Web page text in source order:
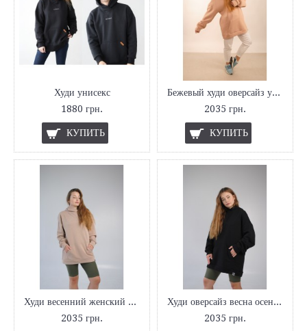
Худи унисекс
1880 грн.
КУПИТЬ
Бежевый худи оверсайз утеплённый Hi Mate
2035 грн.
КУПИТЬ
Худи весенний женский оверсайз Hi Mate
2035 грн.
Худи оверсайз весна осень чёрный Hi Mate
2035 грн.